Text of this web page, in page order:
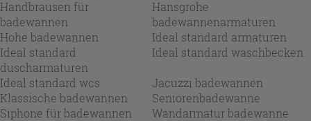
Handbrausen für
badewannen
Hansgrohe
badewannenarmaturen
Hohe badewannen
Ideal standard armaturen
Ideal standard
duscharmaturen
Ideal standard waschbecken
Ideal standard wcs
Jacuzzi badewannen
Klassische badewannen
Seniorenbadewanne
Siphone für badewannen
Wandarmatur badewanne